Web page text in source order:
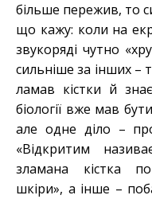
більше пережив, то
що кажу: коли на
звукоряді чутно
сильніше за інших –
ламав кістки й
біології вже мав
але одне діло –
«Відкритим
зламана кістка
шкіри», а інше –